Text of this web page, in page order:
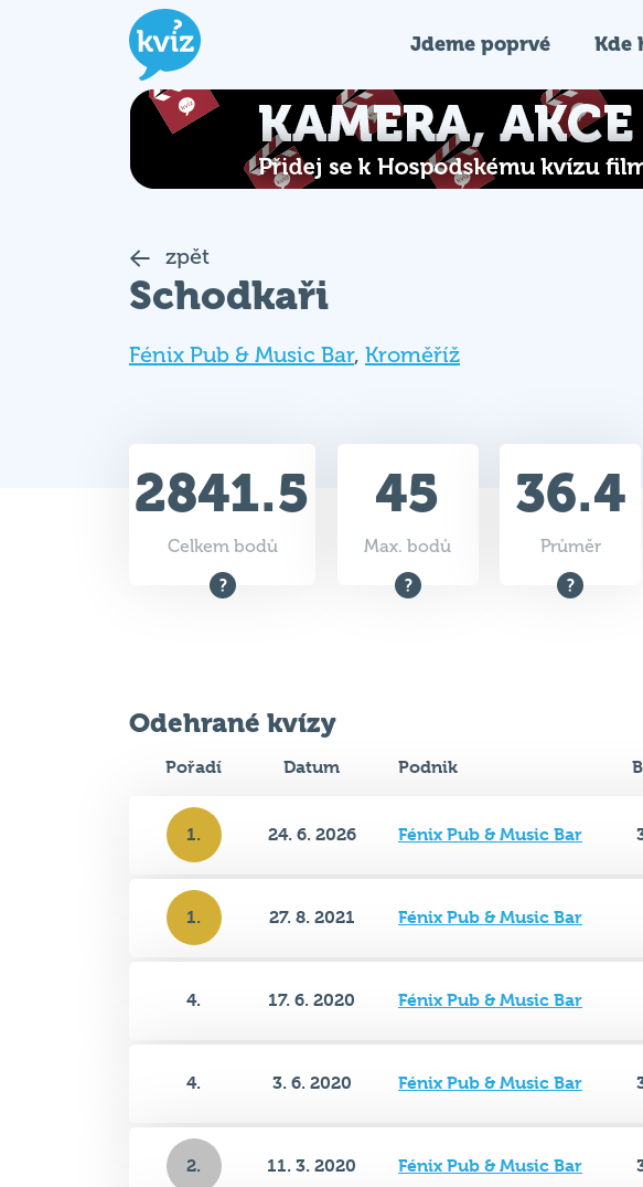
Jdeme poprvé Kde
Fénix Pub & Music Bar
1. 27. 8. 2021 Fénix Pub & Music Bar
4. 17. 6. 2020 Fénix Pub & Music Bar
4. 3. 6. 2020 Fénix Pub & Music Bar
2. 11. 3. 2020 Fénix Pub & Music Bar
4. 4. 3. 2020 Fénix Pub & Music Bar